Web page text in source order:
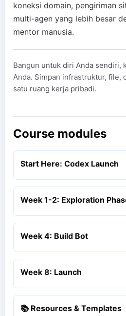
koneksi domain, pengiriman
multi-agen yang lebih besar
mentor manusia.
Bangun untuk diri Anda sendiri,
Anda. Simpan infrastruktur, file,
satu ruang kerja pribadi.
Course modules
Start Here: Codex Launch
Week 1-2: Exploration
Week 4: Build Bot
Week 8: Launch
📚 Resources & Templates